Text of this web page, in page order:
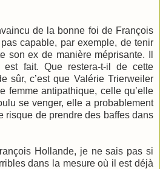
de la bonne foi de François
capable, par exemple, de tenir
son ex de manière méprisante. Il
est fait. Que restera-t-il de cette
sûr, c’est que Valérie Trierweiler
femme antipathique, celle qu’elle
se venger, elle a probablement
risque de prendre des baffes dans
Hollande, je ne sais pas si
dans la mesure où il est déjà